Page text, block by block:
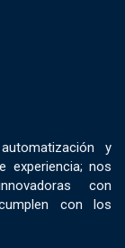
y
experiencia; nos
con
con los